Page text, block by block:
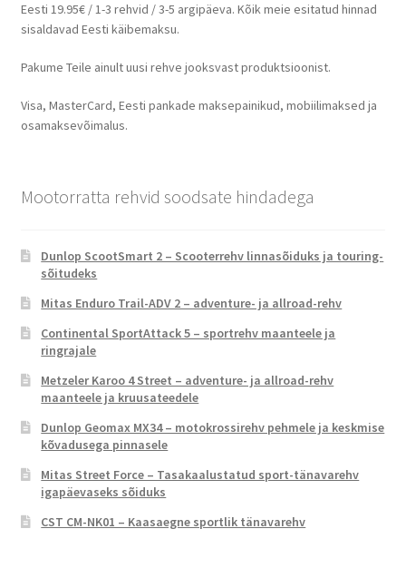
Eesti 19.95€ / 1-3 rehvid / 3-5 argipäeva. Kõik meie esitatud hinnad
sisaldavad Eesti käibemaksu.
Pakume Teile ainult uusi rehve jooksvast produktsioonist.
Visa, MasterCard, Eesti pankade maksepainikud, mobiilimaksed ja
osamaksevõimalus.
Mootorratta rehvid soodsate hindadega
Dunlop ScootSmart 2 – Scooterrehv linnasõiduks ja touring-
sõitudeks
Mitas Enduro Trail-ADV 2 – adventure- ja allroad-rehv
Continental SportAttack 5 – sportrehv maanteele ja
ringrajale
Metzeler Karoo 4 Street – adventure- ja allroad-rehv
maanteele ja kruusateedele
Dunlop Geomax MX34 – motokrossirehv pehmele ja keskmise
kõvadusega pinnasele
Mitas Street Force – Tasakaalustatud sport-tänavarehv
igapäevaseks sõiduks
CST CM-NK01 – Kaasaegne sportlik tänavarehv